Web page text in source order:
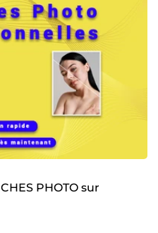
PHOTO sur